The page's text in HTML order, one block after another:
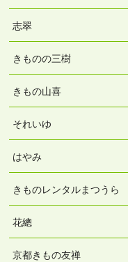
志翠
きものの三樹
きもの山喜
それいゆ
はやみ
きものレンタルまつうら
花總
京都きもの友禅